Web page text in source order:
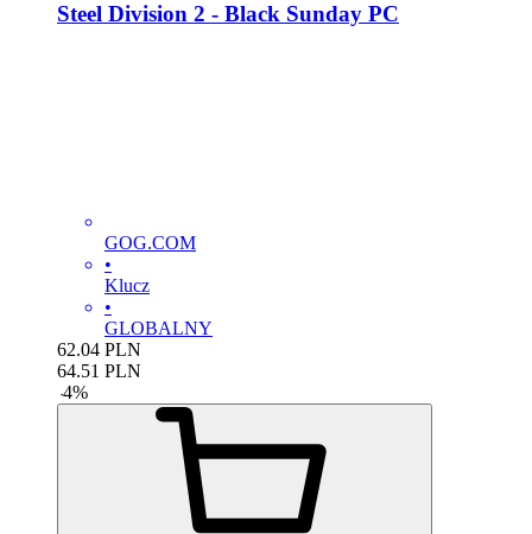
Steel Division 2 - Black Sunday PC
GOG.COM
•
Klucz
•
GLOBALNY
62.04 PLN
64.51 PLN
-4%